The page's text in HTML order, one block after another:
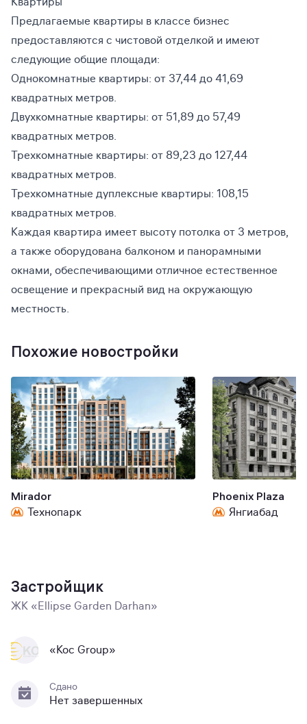
Предлагаемые квартиры в классе бизнес
предоставляются с чистовой отделкой и имеют
следующие общие площади:
Однокомнатные квартиры: от 37,44 до 41,69
квадратных метров.
Двухкомнатные квартиры: от 51,89 до 57,49
квадратных метров.
Трехкомнатные квартиры: от 89,23 до 127,44
квадратных метров.
Трехкомнатные дуплексные квартиры: 108,15
квадратных метров.
Каждая квартира имеет высоту потолка от 3 метров,
а также оборудована балконом и панорамными
окнами, обеспечивающими отличное естественное
освещение и прекрасный вид на окружающую
местность.
Похожие новостройки
Mirador
Технопарк
Phoenix Plaza
Янгиабад
Застройщик
ЖК «Ellipse Garden Darhan»
«Koc Group»
Сдано
Нет завершенных